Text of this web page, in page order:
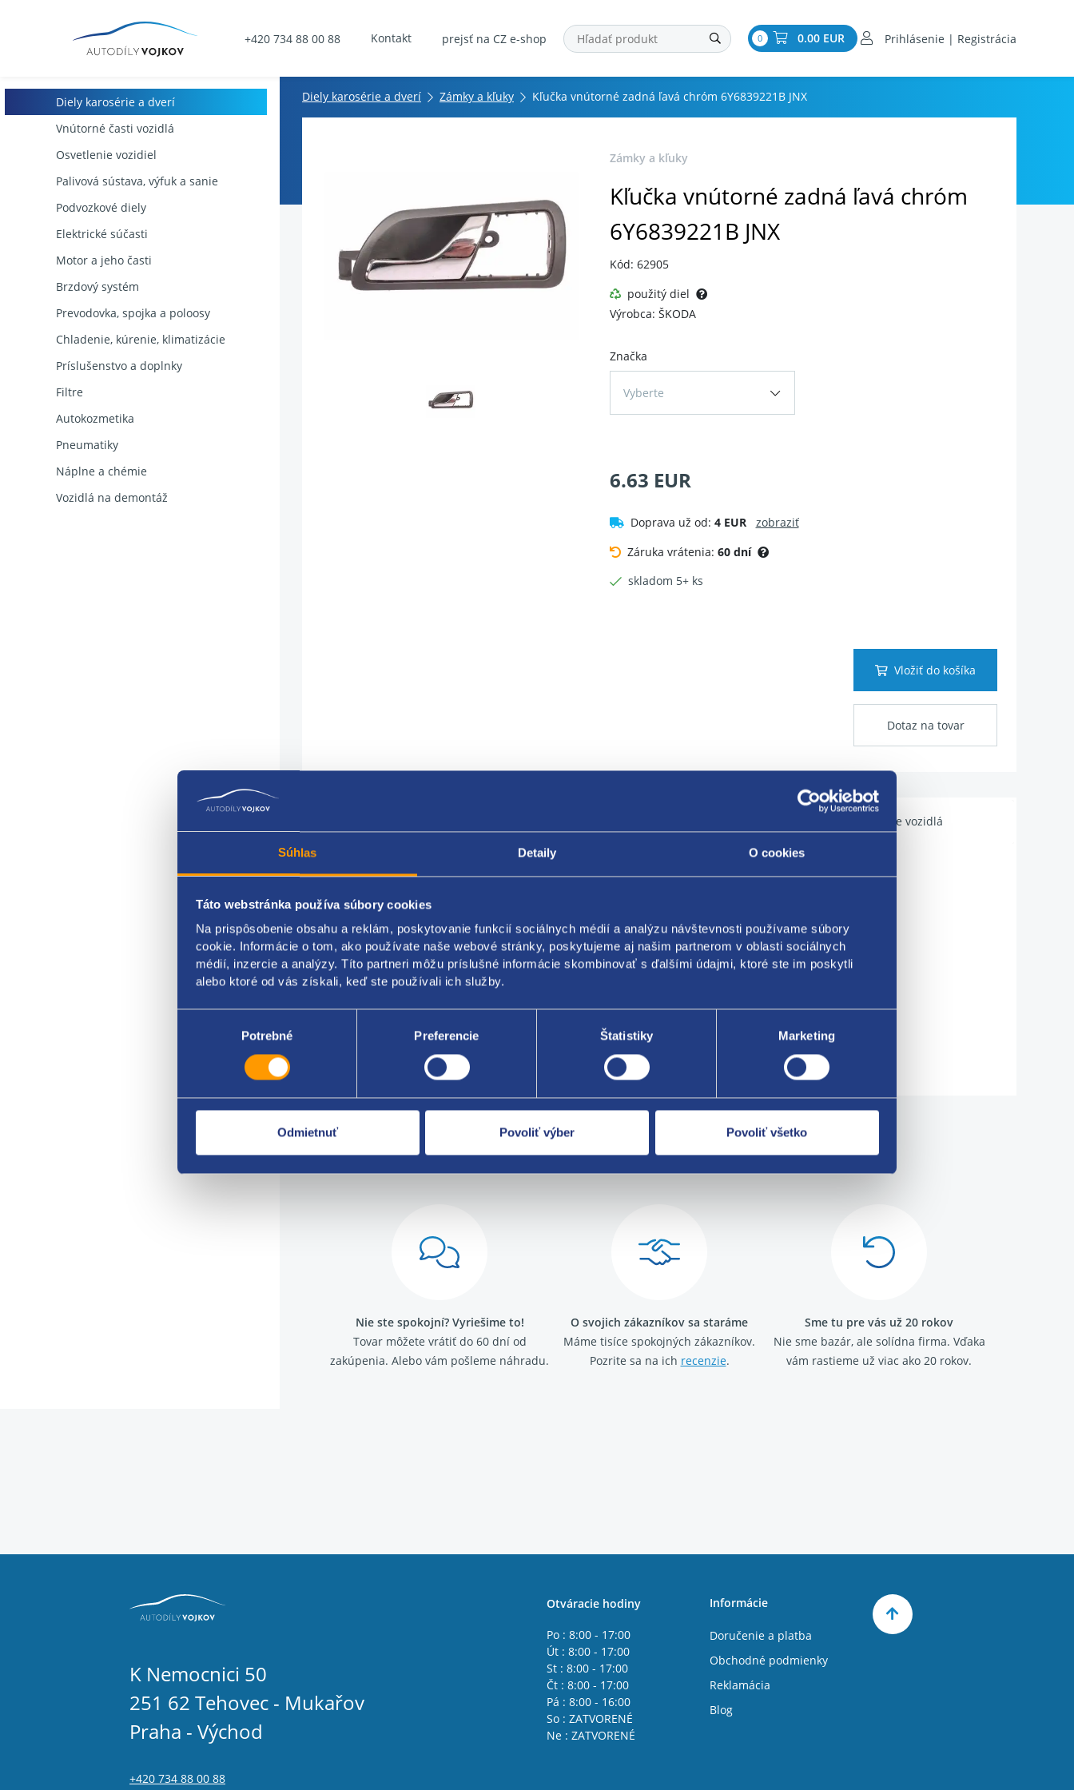
Súhlas Detaily O cookies
Táto webstránka používa súbory cookies
Na prispôsobenie obsahu a reklám, poskytovanie funkcií sociálnych médií a analýzu návštevnosti používame súbory
cookie. Informácie o tom, ako používate naše webové stránky, poskytujeme aj našim partnerom v oblasti sociálnych
médií, inzercie a analýzy. Títo partneri môžu príslušné informácie skombinovať s ďalšími údajmi, ktoré ste im poskytli
alebo ktoré od vás získali, keď ste používali ich služby.
Potrebné Preferencie Štatistiky Marketing
Odmietnuť Povoliť výber Povoliť všetko
+420 734 88 00 88 Kontakt prejsť na CZ e-shop 0 0.00 EUR Prihlásenie | Registrácia
Diely karosérie a dverí
Vnútorné časti vozidlá
Osvetlenie vozidiel
Palivová sústava, výfuk a sanie
Podvozkové diely
Elektrické súčasti
Motor a jeho časti
Brzdový systém
Prevodovka, spojka a poloosy
Chladenie, kúrenie, klimatizácie
Príslušenstvo a doplnky
Filtre
Autokozmetika
Pneumatiky
Náplne a chémie
Vozidlá na demontáž
Diely karosérie a dverí Zámky a kľuky Kľučka vnútorné zadná ľavá chróm 6Y6839221B JNX
Zámky a kľuky
Kľučka vnútorné zadná ľavá chróm
6Y6839221B JNX
Kód: 62905
použitý diel
Výrobca: ŠKODA
Značka
Vyberte
6.63 EUR
Doprava už od: 4 EUR
zobraziť
Záruka vrátenia: 60 dní
skladom 5+ ks
Vložiť do košíka
Dotaz na tovar
Použiteľné pre vozidlá
umiestnenia: zadné
strana: ľavá
materiál: chróm
označenie: 6Y6839247
ŠKODA original: 6Y6839221B
Nie ste spokojní? Vyriešime to!
Tovar môžete vrátiť do 60 dní od
zakúpenia. Alebo vám pošleme náhradu.
O svojich zákazníkov sa staráme
Máme tisíce spokojných zákazníkov.
Pozrite sa na ich recenzie.
Sme tu pre vás už 20 rokov
Nie sme bazár, ale solídna firma. Vďaka
vám rastieme už viac ako 20 rokov.
K Nemocnici 50
251 62 Tehovec - Mukařov
Praha - Východ
+420 734 88 00 88
Otváracie hodiny
Po : 8:00 - 17:00
Út : 8:00 - 17:00
St : 8:00 - 17:00
Čt : 8:00 - 17:00
Pá : 8:00 - 16:00
So : ZATVORENÉ
Ne : ZATVORENÉ
Informácie
Doručenie a platba
Obchodné podmienky
Reklamácia
Blog